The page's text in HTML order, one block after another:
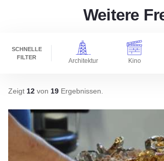
Weitere
SCHNELLE
FILTER
Architektur Kino
Zeigt 12 von 19 Ergebnissen.